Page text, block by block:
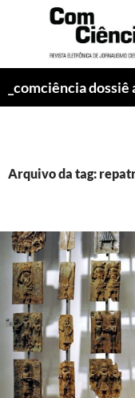
_comciência
Arquivo da tag: